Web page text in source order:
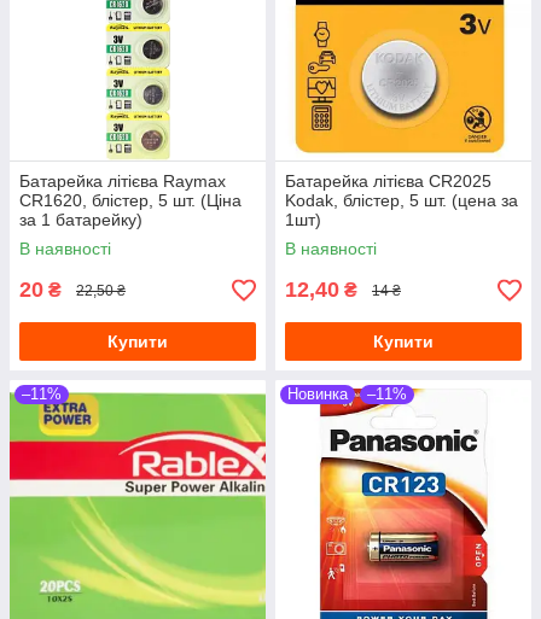
Батарейка літієва Raymax
CR1620, блістер, 5 шт. (Ціна
за 1 батарейку)
В наявності
20 ₴ 22,50 ₴
Купити
Батарейка літієва CR2025
Kodak, блістер, 5 шт. (цена за
1шт)
В наявності
12,40 ₴ 14 ₴
Купити
–11% Новинка –11%